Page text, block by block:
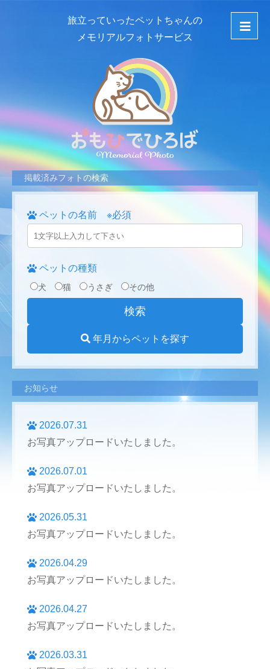
旅立っていったペットちゃんの
メモリアルフォトサービス
掲載済みフォトの検索
ペットの名前 ※必須
ペットの種類
犬 猫 うさぎ その他
年月からペットを探す
お知らせ
2026.07.31
お写真アップロードいたしました。
2026.07.01
お写真アップロードいたしました。
2026.05.31
お写真アップロードいたしました。
2026.04.29
お写真アップロードいたしました。
2026.04.27
お写真アップロードいたしました。
2026.03.31